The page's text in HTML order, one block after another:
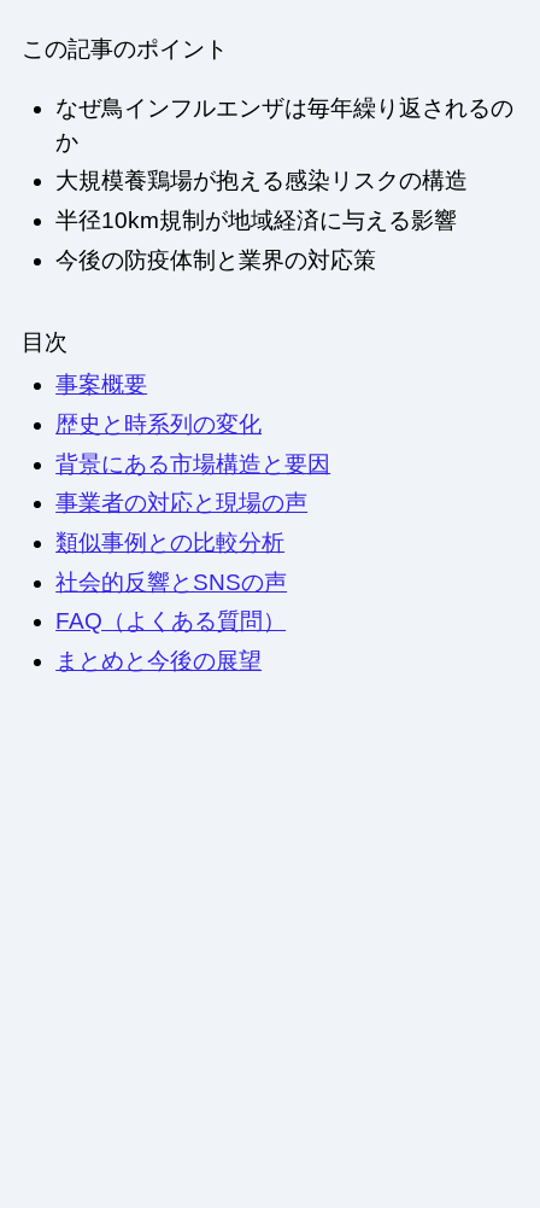
この記事のポイント
なぜ鳥インフルエンザは毎年繰り返されるの
か
大規模養鶏場が抱える感染リスクの構造
半径10km規制が地域経済に与える影響
今後の防疫体制と業界の対応策
目次
事案概要
歴史と時系列の変化
背景にある市場構造と要因
事業者の対応と現場の声
類似事例との比較分析
社会的反響とSNSの声
FAQ（よくある質問）
まとめと今後の展望